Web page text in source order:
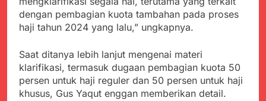
Bertentangan dengan
Edaran Disdik Jabar
Bantah Isu Mogok
Nasional TKBM: “Belum
Ada Keputusan Resmi”
Agustus 3, 2026
Menjelajahi Potensi
Gotong Royong di
Desa Sukakersa
Agustus 3, 2026
Korban Tenggelam di
Perairan Giligenting
Ditemukan, Polisi
Agustus 3, 2026
dengan pembagian kuota tambahan pada proses
haji tahun 2024 yang lalu,” ungkapnya.
Saat ditanya lebih lanjut mengenai materi
klarifikasi, termasuk dugaan pembagian kuota 50
persen untuk haji reguler dan 50 persen untuk haji
khusus, Gus Yaqut enggan memberikan detail.